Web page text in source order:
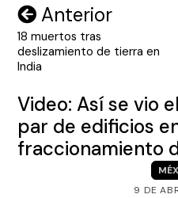
Navegación
de
entradas
Anterior
18 muertos tras
deslizamiento de tierra en
India
Video: Así se vio
par de edificios
fraccionamiento
9 DE